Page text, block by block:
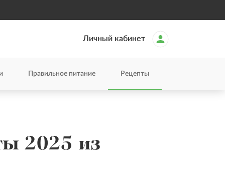
Личный кабинет
Правильное питание Рецепты
2025 из